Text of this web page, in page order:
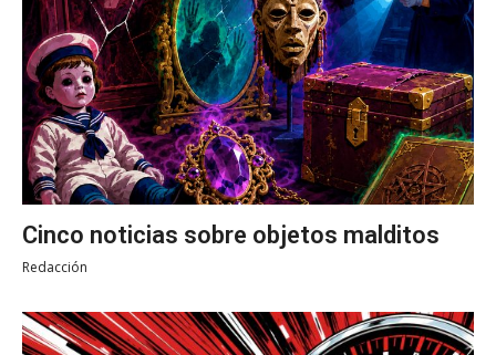
Cinco noticias sobre objetos malditos
Redacción